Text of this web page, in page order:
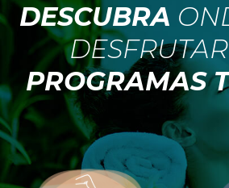
DESCUBRA
PROGRAMAS